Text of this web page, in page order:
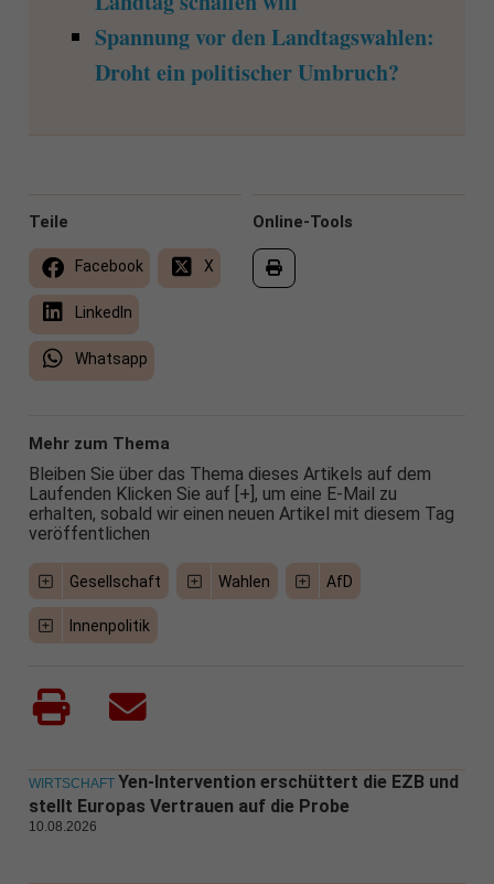
Spannung vor den Landtagswahlen:
Droht ein politischer Umbruch?
Online-Tools
Teile
Facebook X
LinkedIn
Whatsapp
Mehr zum Thema
Bleiben Sie über das Thema dieses Artikels auf dem
Laufenden Klicken Sie auf [+], um eine E-Mail zu
erhalten, sobald wir einen neuen Artikel mit diesem Tag
veröffentlichen
Gesellschaft Wahlen AfD
Innenpolitik
WIRTSCHAFT Yen-Intervention erschüttert die EZB und
stellt Europas Vertrauen auf die Probe
10.08.2026